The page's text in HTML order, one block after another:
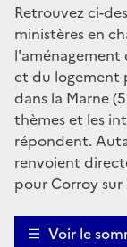
Retrouvez ci-
ministères en
et du logement
dans la Marne
thèmes et les
répondent.
renvoient
pour Corroy sur
Voir le